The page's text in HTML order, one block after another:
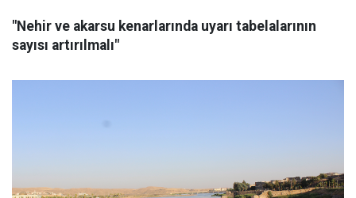
"Nehir ve akarsu kenarlarında uyarı tabelalarının
sayısı artırılmalı"